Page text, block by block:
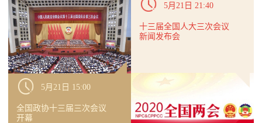
5月21日 15:00
全国政协十三届三次会议
开幕
5月21日 21:40
十三届全国人大三次会议
新闻发布会